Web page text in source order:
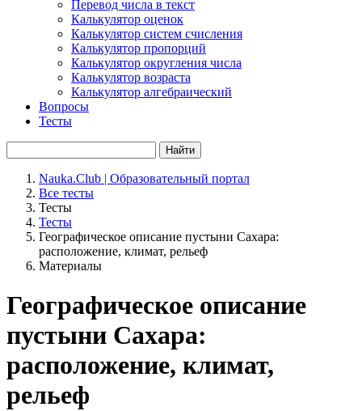
Перевод числа в текст
Калькулятор оценок
Калькулятор систем счисления
Калькулятор пропорций
Калькулятор округления числа
Калькулятор возраста
Калькулятор алгебраический
Вопросы
Тесты
Найти
Nauka.Club | Образовательный портал
Все тесты
Тесты
Тесты
Географическое описание пустыни Сахара:
расположение, климат, рельеф
Материалы
Географическое описание
пустыни Сахара:
расположение, климат,
рельеф